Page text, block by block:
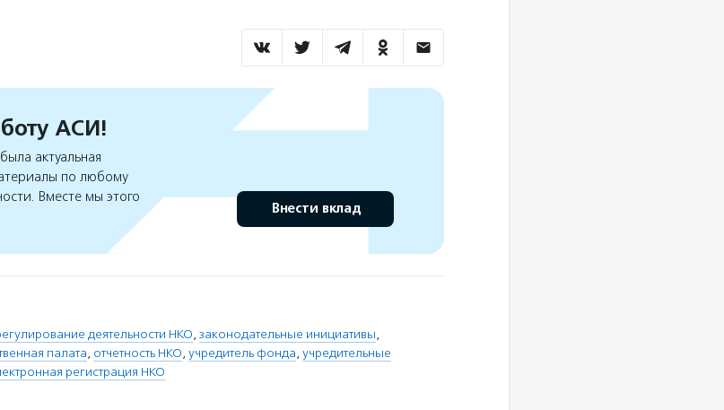
АСИ!
актуальная
по любому
Вместе мы этого
Внести вклад
деятельности НКО, законодательные инициативы,
палата, отчетность НКО, учредитель фонда, учредительные
регистрация НКО